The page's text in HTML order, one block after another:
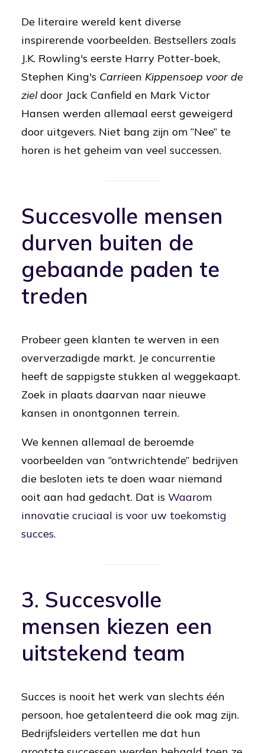
De literaire wereld kent diverse
inspirerende voorbeelden. Bestsellers zoals
J.K. Rowling's eerste Harry Potter-boek,
Stephen King's Carrieen Kippensoep voor de
zieldoor Jack Canfield en Mark Victor
Hansen werden allemaal eerst geweigerd
door uitgevers. Niet bang zijn om “Nee” te
horen is het geheim van veel successen.
Succesvolle mensen
durven buiten de
gebaande paden te
treden
Probeer geen klanten te werven in een
oververzadigde markt. Je concurrentie
heeft de sappigste stukken al weggekaapt.
Zoek in plaats daarvan naar nieuwe
kansen in onontgonnen terrein.
We kennen allemaal de beroemde
voorbeelden van “ontwrichtende” bedrijven
die besloten iets te doen waar niemand
ooit aan had gedacht. Dat is Waarom
innovatie cruciaal is voor uw toekomstig
succes.
3. Succesvolle
mensen kiezen een
uitstekend team
Succes is nooit het werk van slechts één
persoon, hoe getalenteerd die ook mag zijn.
Bedrijfsleiders vertellen me dat hun